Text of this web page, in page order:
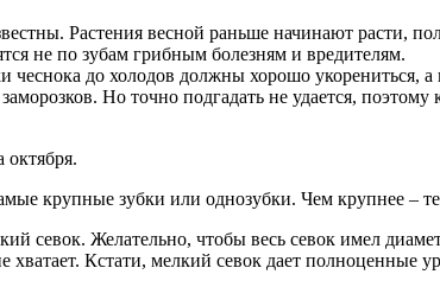
Растения весной раньше начинают расти,
не по зубам грибным болезням и вредителям.
до холодов должны хорошо укорениться, а
Но точно подгадать не удается,
крупные зубки или однозубки. Чем крупнее –
севок. Желательно, чтобы весь севок имел
хватает. Кстати, мелкий севок дает